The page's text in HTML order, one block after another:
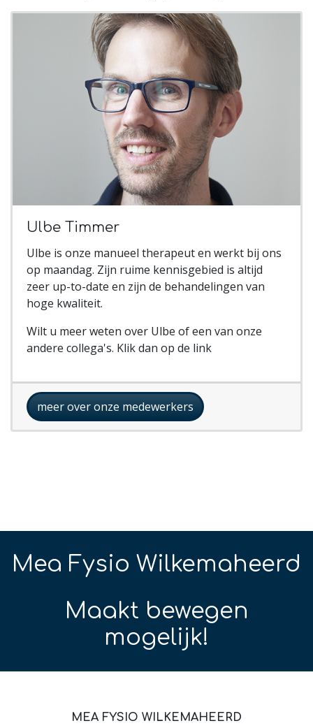
Ulbe Timmer
Ulbe is onze manueel therapeut en werkt bij ons
op maandag. Zijn ruime kennisgebied is altijd
zeer up-to-date en zijn de behandelingen van
hoge kwaliteit.
Wilt u meer weten over Ulbe of een van onze
andere collega's. Klik dan op de link
meer over onze medewerkers
Mea Fysio Wilkemaheerd
Maakt bewegen
mogelijk!
MEA FYSIO WILKEMAHEERD